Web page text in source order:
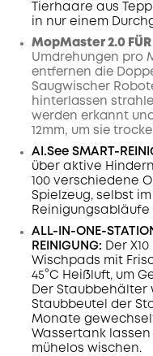
Tierhaare aus
in nur einem
MopMaster 2.0 FÜR
Umdrehungen pro
entfernen die
Saugwischer
hinterlassen
werden erkannt
12mm, um sie
AI.See SMART-
über aktive
100 verschiedene
Spielzeug, selbst
ALL-IN-ONE-
REINIGUNG: Der
Wischpads mit
45°C Heißluft, um
Der Staubbehälter
Staubbeutel der
Monate
Wassertank lassen
mühelos wischen.